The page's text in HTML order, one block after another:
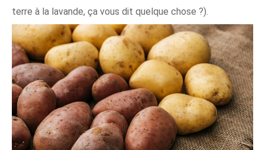
terre à la lavande, ça vous dit quelque chose ?).